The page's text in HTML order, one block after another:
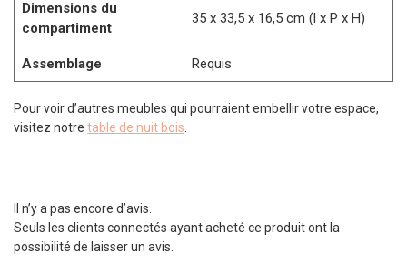
Dimensions du
compartiment
35 x 33,5 x 16,5 cm (l x P x H)
Assemblage Requis
Pour voir d’autres meubles qui pourraient embellir votre espace,
visitez notre table de nuit bois
Il n’y a pas encore d’avis.
Seuls les clients connectés ayant acheté ce produit ont la
possibilité de laisser un avis.